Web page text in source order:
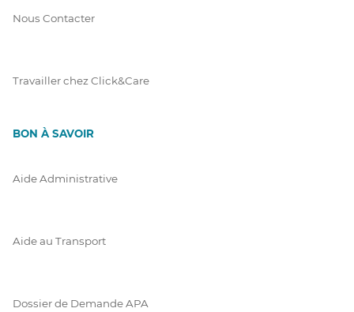
Nous Contacter
Travailler chez Click&Care
BON À SAVOIR
Aide Administrative
Aide au Transport
Dossier de Demande APA